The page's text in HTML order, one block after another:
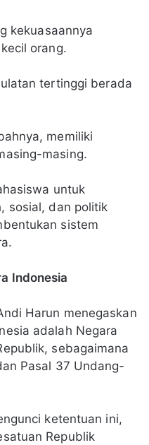
kekuasaannya
orang.
tertinggi berada
memiliki
masing.
untuk
sosial, dan politik
sistem
Indonesia
Harun menegaskan
adalah Negara
sebagaimana
Pasal 37 Undang-
ketentuan ini,
Republik